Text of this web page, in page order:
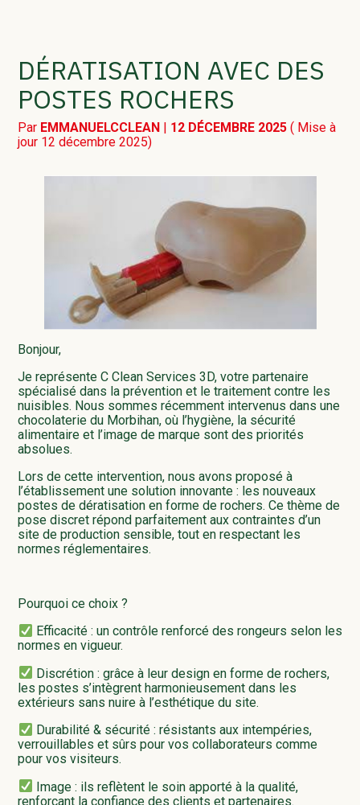
MORBIHAN
DÉRATISATION
DESINSECTISATION
NETTOYAGE SANITAIRE
DÉPIGEONNAGE
CONTRAT SANITAIRE
DÉRATISATION AVEC DES
POSTES ROCHERS
Par EMMANUELCCLEAN | 12 DÉCEMBRE 2025 ( Mise à
jour 12 décembre 2025)
Bonjour,
Je représente C Clean Services 3D, votre partenaire
spécialisé dans la prévention et le traitement contre les
nuisibles. Nous sommes récemment intervenus dans une
chocolaterie du Morbihan, où l’hygiène, la sécurité
alimentaire et l’image de marque sont des priorités
absolues.
Lors de cette intervention, nous avons proposé à
l’établissement une solution innovante : les nouveaux
postes de dératisation en forme de rochers. Ce thème de
pose discret répond parfaitement aux contraintes d’un
site de production sensible, tout en respectant les
normes réglementaires.
Pourquoi ce choix ?
Efficacité : un contrôle renforcé des rongeurs selon les
normes en vigueur.
Discrétion : grâce à leur design en forme de rochers,
les postes s’intègrent harmonieusement dans les
extérieurs sans nuire à l’esthétique du site.
Durabilité & sécurité : résistants aux intempéries,
verrouillables et sûrs pour vos collaborateurs comme
pour vos visiteurs.
Image : ils reflètent le soin apporté à la qualité,
renforçant la confiance des clients et partenaires.